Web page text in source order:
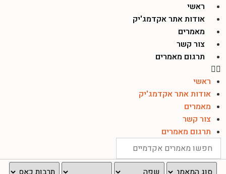
ראשי
אודות אתר אקדמג'יק
מאמרים
צור קשר
תרגום מאמרים
ראשי
אודות אתר אקדמג'יק
מאמרים
צור קשר
תרגום מאמרים